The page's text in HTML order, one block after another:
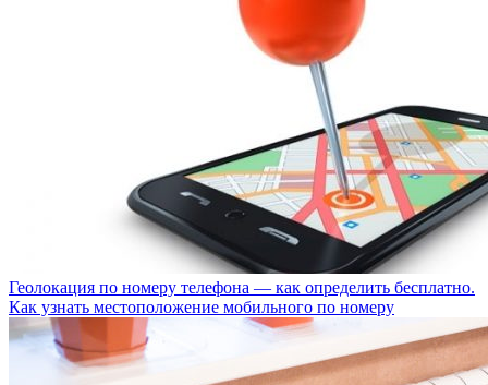
Геолокация по номеру телефона — как определить бесплатно.
Как узнать местоположение мобильного по номеру